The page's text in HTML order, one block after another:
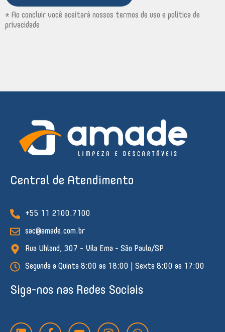
* Ao concluir você aceitará nossos termos de uso e política de
privacidade
Central de Atendimento
+55 11 2100.7100
sac@amade.com.br
Rua Uhland, 307 - Vila Ema - São Paulo/SP
Segunda a Quinta 8:00 as 18:00 | Sexta 8:00 as 17:00
Siga-nos nas Redes Sociais
L
F
Y
I
W